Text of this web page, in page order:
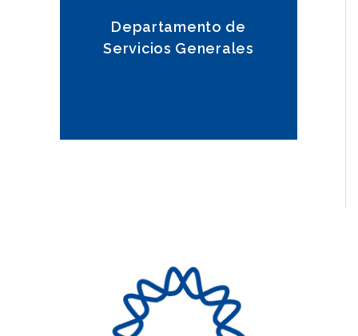
Departamento de
Servicios Generales